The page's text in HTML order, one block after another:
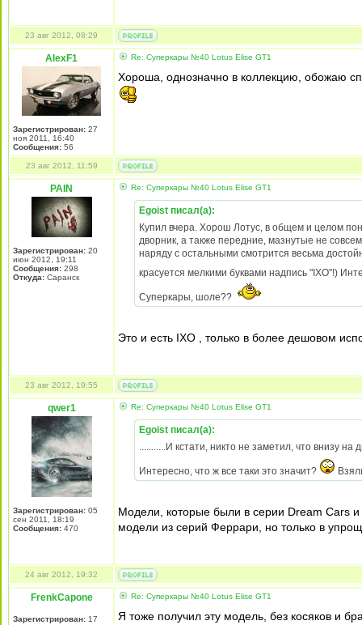
23 авг 2012, 08:29
AlexF1
Зарегистрирован: 27
ноя 2011, 16:40
Сообщения: 56
Re: Суперкары №40 Lotus Еlise GT1
Хороша, однозначно в коллекцию, обожаю
23 авг 2012, 11:59
PAIN
Зарегистрирован: 20
июн 2012, 19:11
Сообщения: 298
Откуда: Саранск
Re: Суперкары №40 Lotus Еlise GT1
Egoist писал(а):
Купил вчера. Хорош Лотус, в общем и целом
дворник, а также передние, мазнутые не
наряду с остальными смотрится весьма
красуется мелкими буквами надпись "IXO"!)
Суперкары, шоле??
Это и есть IXO , только в более дешовом
23 авг 2012, 19:55
qwer1
Зарегистрирован: 05
сен 2011, 18:19
Сообщения: 470
Re: Суперкары №40 Lotus Еlise GT1
Egoist писал(а):
...........И кстати, никто не заметил, что внизу
Интересно, что ж все таки это значит?
Модели, которые были в серии Dream Cars
модели из серий Феррари, но только в
24 авг 2012, 19:32
FrenkCapone
Зарегистрирован: 17
Re: Суперкары №40 Lotus Еlise GT1
Я тоже получил эту модель, без косяков и